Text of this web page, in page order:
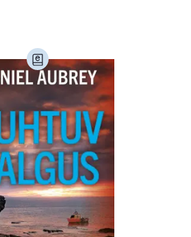
(24)
(34)
Perioodika (15)
(184)
Rahandus (46)
Religioon (107)
(34)
Sport (52)
Tehnika (6)